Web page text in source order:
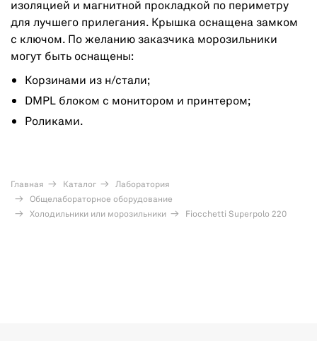
изоляцией и магнитной прокладкой по периметру
для лучшего прилегания. Крышка оснащена замком
с ключом. По желанию заказчика морозильники
могут быть оснащены:
Корзинами из н/стали;
DMPL блоком с монитором и принтером;
Роликами.
Главная Каталог
Лаборатория
Общелабораторное оборудование
Холодильники или морозильники
Fiocchetti Superpolo 220